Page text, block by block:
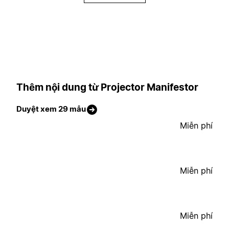
Thêm nội dung từ Projector Manifestor
Duyệt xem 29 mẫu
Miễn phí
Miễn phí
Miễn phí